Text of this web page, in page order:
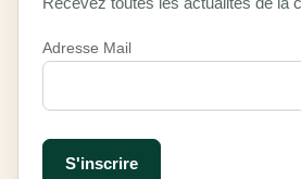
Adresse Mail